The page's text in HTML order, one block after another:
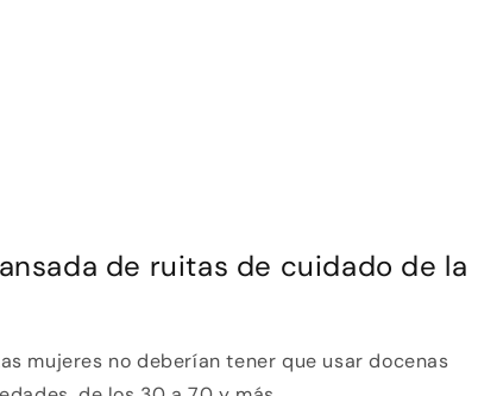
de ruitas de cuidado de la
mujeres no deberían tener que usar docenas